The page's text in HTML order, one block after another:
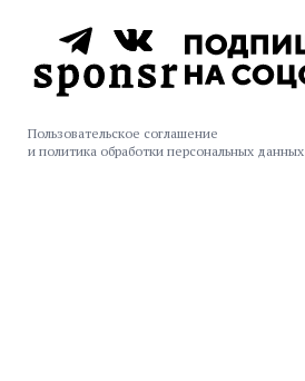
Пользовательское соглашение
и политика обработки персональных данных